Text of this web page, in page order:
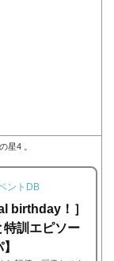
星4 。
ントDB
birthday！］
特訓エピソー